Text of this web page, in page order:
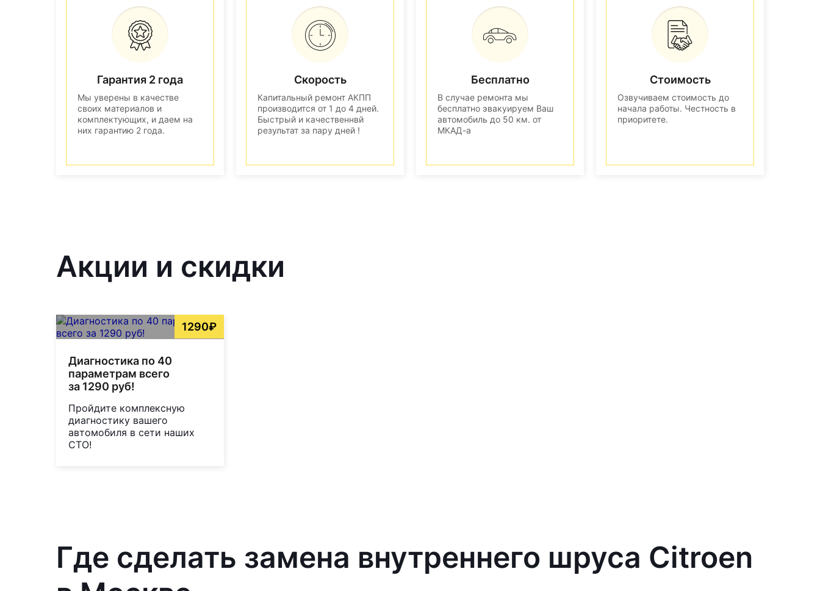
Гарантия 2 года
Мы уверены в качестве
своих материалов и
комплектующих, и даем на
них гарантию 2 года.
Скорость
Капитальный ремонт АКПП
производится от 1 до 4 дней.
Быстрый и качественнвй
результат за пару дней !
Бесплатно
В случае ремонта мы
бесплатно эвакуируем Ваш
автомобиль до 50 км. от
МКАД-а
Стоимость
Озвучиваем стоимость до
начала работы. Честность в
приоритете.
Акции и скидки
1290₽
Диагностика по 40
параметрам всего
за 1290 руб!
Пройдите комплексную
диагностику вашего
автомобиля в сети наших
СТО!
Где сделать замена внутреннего шруса Citroen